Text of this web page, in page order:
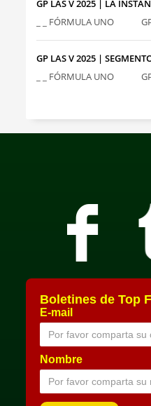
GP LAS V 2025 | LA
_ _ FÓRMULA UNO GP
GP LAS V 2025 |
_ _ FÓRMULA UNO GP
Boletines de Top
E-mail
Nombre